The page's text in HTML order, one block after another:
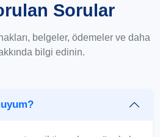
Sorular
belgeler, ödemeler ve daha
bilgi edinin.